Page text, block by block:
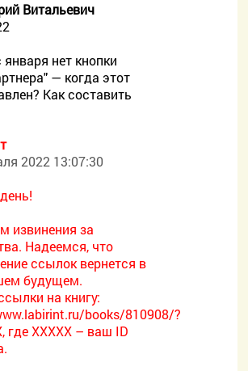
Витальевич
нет кнопки
— когда этот
Как составить
2022 13:07:30
извинения за
Надеемся, что
ссылок вернется в
будущем.
на книгу:
books/810908/?
где ХХХХХ – ваш ID